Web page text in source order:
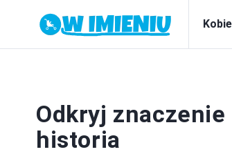
Odkryj
historia